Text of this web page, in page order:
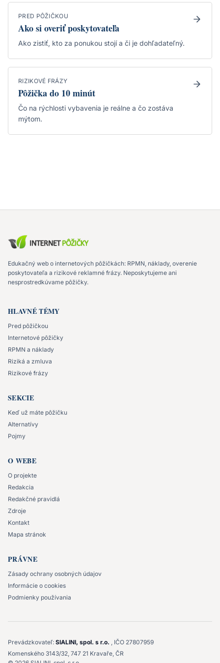
PRED PÔŽIČKOU
Ako si overiť poskytovateľa
Ako zistiť, kto za ponukou stojí a či je dohľadateľný.
RIZIKOVÉ FRÁZY
Pôžička do 10 minút
Čo na rýchlosti vybavenia je reálne a čo zostáva
mýtom.
Edukačný web o internetových pôžičkách: RPMN, náklady, overenie
poskytovateľa a rizikové reklamné frázy. Neposkytujeme ani
nesprostredkúvame pôžičky.
HLAVNÉ TÉMY
Pred pôžičkou
Internetové pôžičky
RPMN a náklady
Riziká a zmluva
Rizikové frázy
SEKCIE
Keď už máte pôžičku
Alternatívy
Pojmy
O WEBE
O projekte
Redakcia
Redakčné pravidlá
Zdroje
Kontakt
Mapa stránok
PRÁVNE
Zásady ochrany osobných údajov
Informácie o cookies
Podmienky používania
Prevádzkovateľ: SIALINI, spol. s r.o. , IČO 27807959
Komenského 3143/32, 747 21 Kravaře, ČR